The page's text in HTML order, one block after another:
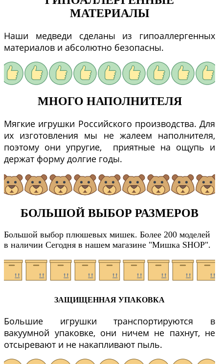
МАТЕРИАЛЫ
Наши медведи сделаны из гипоаллергенных
материалов и абсолютно безопасны.
МНОГО НАПОЛНИТЕЛЯ
Мягкие игрушки Российского производства. Для
их изготовления мы не жалеем наполнителя,
поэтому они упругие, приятные на ощупь и
держат форму долгие годы.
БОЛЬШОЙ ВЫБОР РАЗМЕРОВ
Большой выбор плюшевых мишек. Более 200 моделей
в наличии Сегодня в нашем магазине "Мишка SHOP".
ЗАЩИЩЕННАЯ УПАКОВКА
Большие игрушки транспортируются в
вакуумной упаковке, они ничем не пахнут, не
отсыревают и не накапливают пыль.